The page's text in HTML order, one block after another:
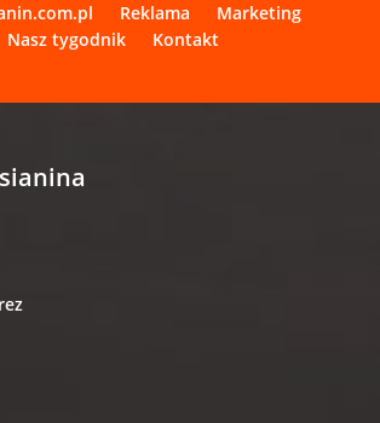
Reklama
Marketing
Nasz tygodnik
Kontakt